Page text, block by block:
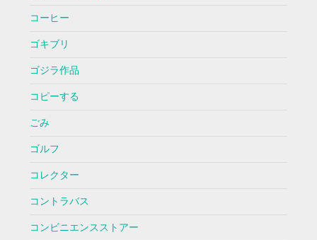
コーヒー
ゴキブリ
ゴジラ作品
コピーする
ごみ
ゴルフ
コレクター
コントラバス
コンビニエンスストアー